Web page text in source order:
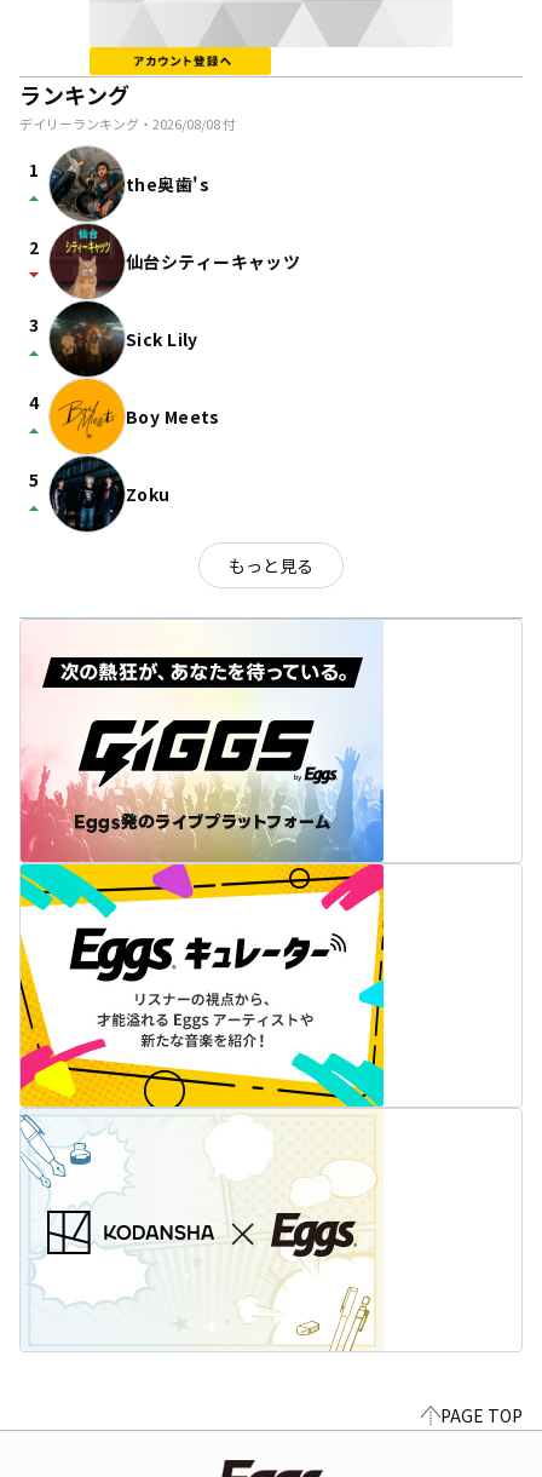
ランキング
デイリーランキング・ 2026/08/08付
1
arrow_drop_up the奥歯's
2
arrow_drop_down 仙台シティーキャッツ
3
arrow_drop_up Sick Lily
4
arrow_drop_up Boy Meets
5
arrow_drop_up Zoku
もっと見る
PAGE TOP